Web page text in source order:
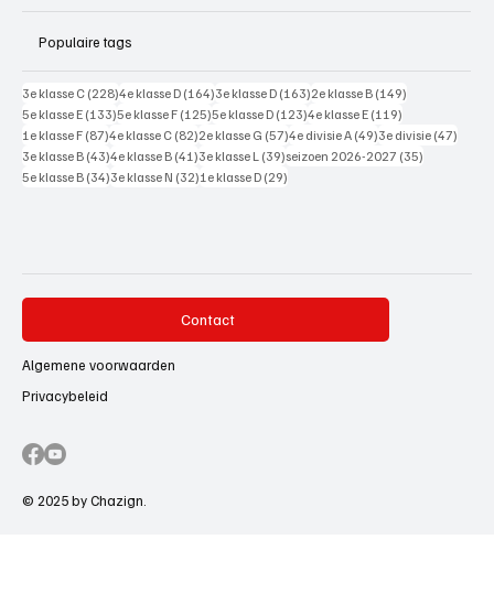
Populaire tags
3e klasse C (228)228 posts
4e klasse D (164)164 posts
3e klasse D (163)163 posts
2e klasse B (149)
5e klasse E (133)133 posts
5e klasse F (125)125 posts
5e klasse D (123)123 posts
4e klasse E (119)
1e klasse F (87)87 posts
4e klasse C (82)82 posts
2e klasse G (57)57 posts
4e divisie A (49)49 posts
3e divisie (47)
3e klasse B (43)43 posts
4e klasse B (41)41 posts
3e klasse L (39)39 posts
seizoen 2026-2027 (35)
5e klasse B (34)34 posts
3e klasse N (32)32 posts
1e klasse D (29)
Contact
Algemene voorwaarden
Privacybeleid
© 2025 by Chazign.